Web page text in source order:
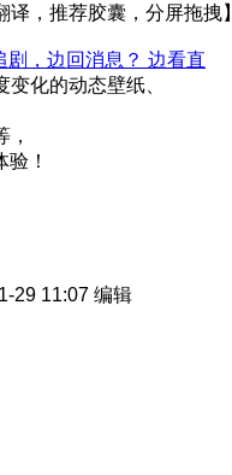
译，推荐胶囊，分屏拖拽
剧，边回消息？ 边看直
化的动态壁纸、
！
29 11:07 编辑